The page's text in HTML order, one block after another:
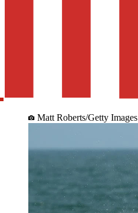
Matt Roberts/Getty Images